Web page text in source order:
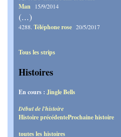
Man 15/9/2014
(...)
4288. Téléphone rose 20/5/2017
Tous les strips
Histoires
En cours : Jingle Bells
Début de l'histoire
Histoire précédenteProchaine histoire
toutes les histoires